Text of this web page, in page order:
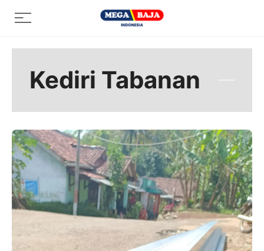
Menu
Kediri Tabanan